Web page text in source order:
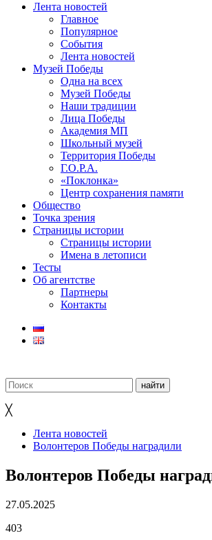
Лента новостей
Главное
Популярное
События
Лента новостей
Музей Победы
Одна на всех
Музей Победы
Наши традиции
Лица Победы
Академия МП
Школьный музей
Территория Победы
Г.О.Р.А.
«Поклонка»
Центр сохранения памяти
Общество
Точка зрения
Страницы истории
Страницы истории
Имена в летописи
Тесты
Об агентстве
Партнеры
Контакты
╳
Лента новостей
Волонтеров Победы наградили
Волонтеров Победы
27.05.2025
403